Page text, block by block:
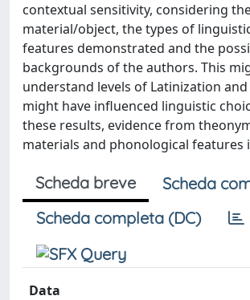
contextual sensitivity, considering
material/object, the types of
features demonstrated and the
backgrounds of the authors. This
understand levels of Latinization
might have influenced linguistic
these results, evidence from
materials and phonological features
Scheda breve
Scheda
Scheda completa (DC)
Data